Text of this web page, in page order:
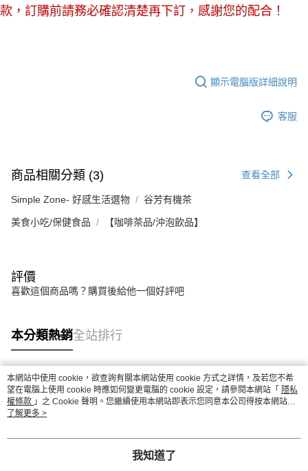
款，訂購前請務必確認清楚再下訂，感謝您的配合！
顯示電腦版詳細說明
客服
商品相關分類 (3) 查看全部
Simple Zone- 好感生活選物 谷芳有機茶
美食小吃/保健食品 【咖啡茶品/沖泡飲品】
評價
喜歡這個商品嗎？購買後給他一個好評吧
本分類熱銷全站排行
熱門標籤
本網站中使用 cookie，欲查詢有關本網站使用 cookie 方式之詳情，及若您不希
望在電腦上使用 cookie 時應如何變更電腦的 cookie 設定，請參閱本網站「 隱私
權條款 」之 Cookie 聲明。您繼續使用本網站即表示您同意本公司得按本網站使
用條款之 Cookie 聲明使用 cookie。
了解更多 >
我知道了